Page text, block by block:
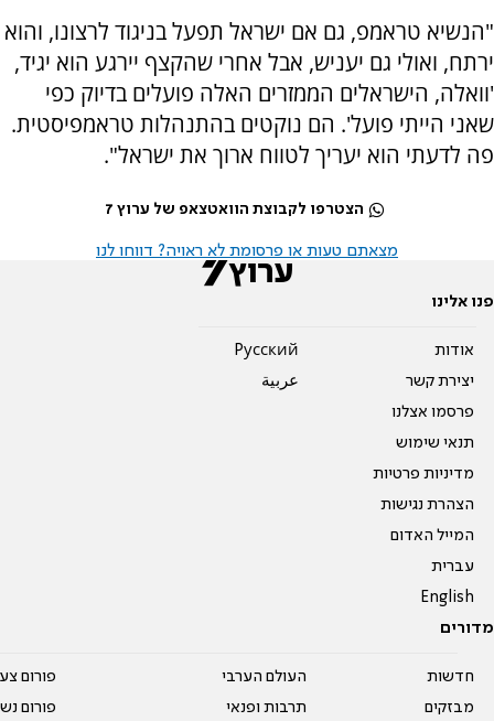
"הנשיא טראמפ, גם אם ישראל תפעל בניגוד לרצונו, והוא
ירתח, ואולי גם יעניש, אבל אחרי שהקצף יירגע הוא יגיד,
'וואלה, הישראלים הממזרים האלה פועלים בדיוק כפי
שאני הייתי פועל'. הם נוקטים בהתנהלות טראמפיסטית.
פה לדעתי הוא יעריך לטווח ארוך את ישראל".
הצטרפו לקבוצת הוואטצאפ של ערוץ 7
מצאתם טעות או פרסומת לא ראויה? דווחו לנו
פנו אלינו
אודות
יצירת קשר
פרסמו אצלנו
תנאי שימוש
מדיניות פרטיות
הצהרת נגישות
המייל האדום
עברית
English
Pусский
عربية
מדורים
חדשות
מבזקים
העולם הערבי
תרבות ופנאי
פורום
פורום